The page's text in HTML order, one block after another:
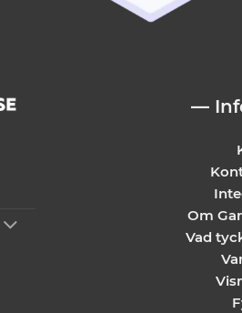
—
Om
Vad